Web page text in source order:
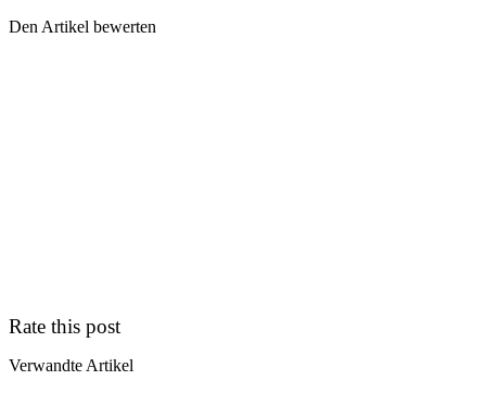
Den Artikel bewerten
Rate this post
Verwandte Artikel